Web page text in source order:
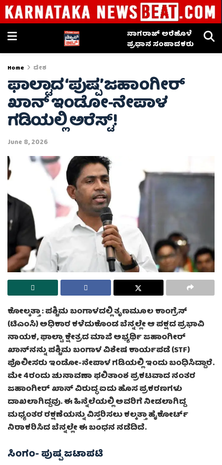
ನಾಗರಾಜ್ ಅರೆಹೊಳೆ
ಪ್ರಧಾನ ಸಂಪಾದಕರು
Home ದೇಶ
ಫಾಲ್ಟಾದ ‘ಪುಷ್ಪ’ ಜಹಾಂಗೀರ್
ಖಾನ್ ಇಂಡೋ-ನೇಪಾಳ
ಗಡಿಯಲ್ಲಿ ಅರೆಸ್ಟ್!
June 8, 2026
ಕೋಲ್ಕತ್ತಾ :ಪಶ್ಚಿಮ ಬಂಗಾಳದಲ್ಲಿ ತೃಣಮೂಲ ಕಾಂಗ್ರೆಸ್
(ಟಿಎಂಸಿ) ಅಧಿಕಾರ ಕಳೆದುಕೊಂಡ ಬೆನ್ನಲ್ಲೇ ಆ ಪಕ್ಷದ ಪ್ರಭಾವಿ
ನಾಯಕ, ಫಾಲ್ಟಾ ಕ್ಷೇತ್ರದ ಮಾಜಿ ಅಭ್ಯರ್ಥಿ ಜಹಾಂಗೀರ್
ಖಾನ್‌ನನ್ನು ಪಶ್ಚಿಮ ಬಂಗಾಳ ವಿಶೇಷ ಕಾರ್ಯಪಡೆ (STF)
ಪೊಲೀಸರು ಇಂಡೋ-ನೇಪಾಳ ಗಡಿಯಲ್ಲಿ ಇಂದು ಬಂಧಿಸಿದ್ದಾರೆ.
ಮೇ 4ರಂದು ಚುನಾವಣಾ ಫಲಿತಾಂಶ ಪ್ರಕಟವಾದ ನಂತರ
ಜಹಾಂಗೀರ್ ಖಾನ್ ವಿರುದ್ಧ ಐದು ಹೊಸ ಪ್ರಕರಣಗಳು
ದಾಖಲಾಗಿದ್ದವು. ಈ ಹಿನ್ನೆಲೆಯಲ್ಲಿ ಅವರಿಗೆ ನೀಡಲಾಗಿದ್ದ
ಮಧ್ಯಂತರ ರಕ್ಷಣೆಯನ್ನು ವಿಸ್ತರಿಸಲು ಕಲ್ಕತ್ತಾ ಹೈಕೋರ್ಟ್
ನಿರಾಕರಿಸಿದ ಬೆನ್ನಲ್ಲೇ ಈ ಬಂಧನ ನಡೆದಿದೆ.
ಸಿಂಗಂ- ಪುಷ್ಪ ಜಟಾಪಟಿ